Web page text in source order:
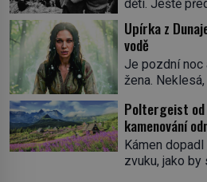
vrah H. H.
v dějinách
Herman
přijíždí […]
dětí. Ještě
podivným
zná, tentokrát
spolužáky.
cosi temného.
mrtvá. Mohla
osud? Dne
vesnice
Upírka z
vodě
Je pozdní noc
žena.
pod ní byla
břehu
Ruža Vlajna
století.
Poltergeist od
kamenování
Kámen
zvuku, jako